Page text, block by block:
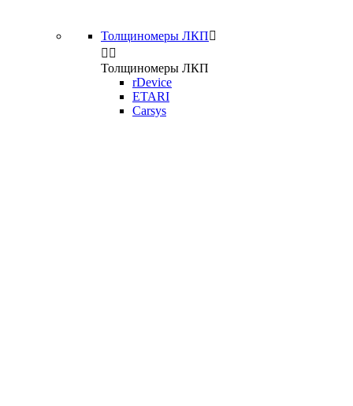
Толщиномеры ЛКП
 
Толщиномеры ЛКП
rDevice
ETARI
Carsys